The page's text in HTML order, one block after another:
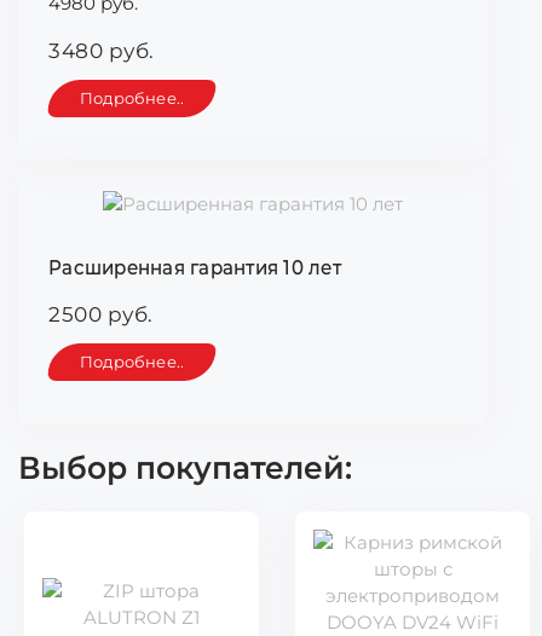
3480 руб.
Подробнее..
Расширенная гарантия 10 лет
2500 руб.
Подробнее..
Выбор покупателей: